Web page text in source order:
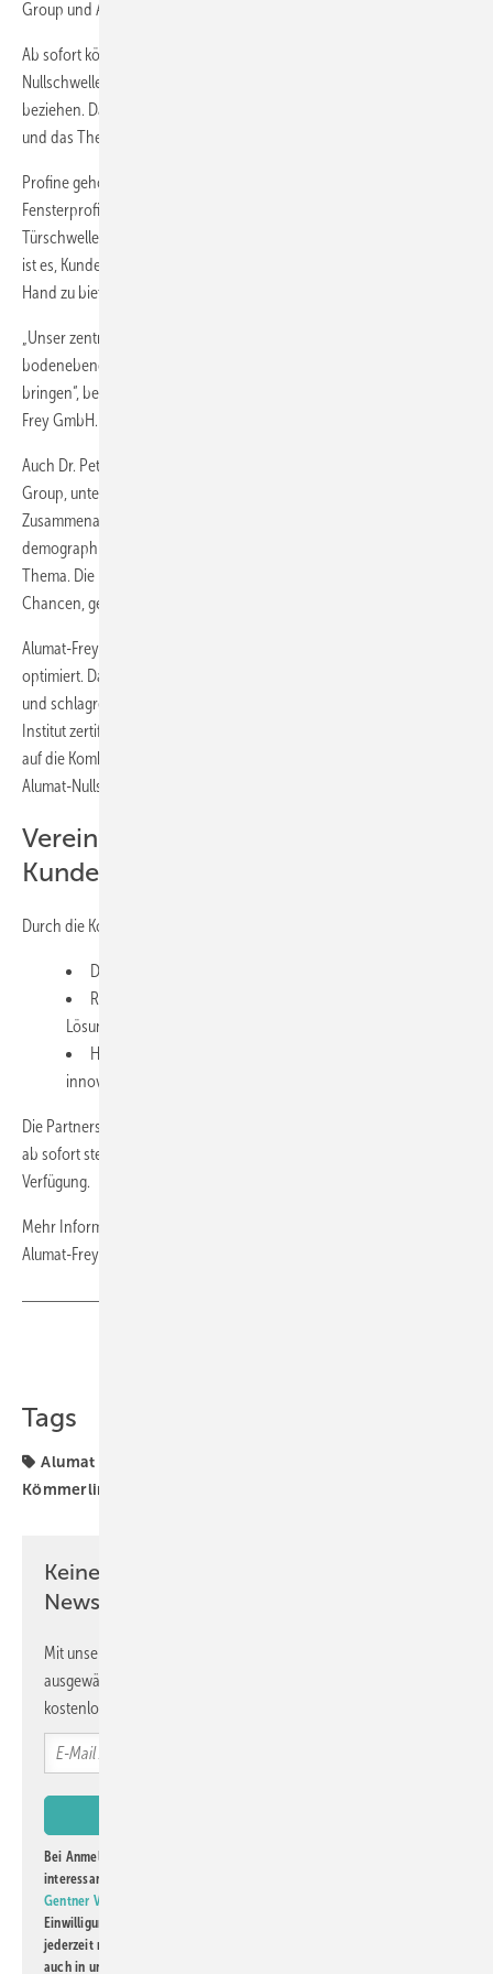
Group und Alumat-Frey GmbH an.
Ab sofort können Profine-Kunden die bewährten Magnet-
Nullschwellen von Alumat direkt über Profine konfigurieren und
beziehen. Dadurch vereinfacht sich der Bestellprozess erheblich –
und das Thema Barrierefreiheit rückt noch stärker in den Fokus.
Profine gehört zu den größeren Systemgebern für Kunststoff-
Fensterprofile, während Alumat-Frey als Spezialist für barrierefreie
Türschwellensysteme mit Magnetdichtungen gilt. Ziel der Kooperation
ist es, Kunden eine komfortable und innovative Lösung aus einer
Hand zu bieten.
„Unser zentrales Anliegen ist es, barrierefreie Zutrittslösungen und
bodenebene Schwellen für niveaugleiche Übergänge in den Markt zu
bringen“, betont Claudia Rager-Frey, Geschäftsführerin der Alumat-
Frey GmbH.
Auch Dr. Peter Mrosik, Geschäftsführender Gesellschafter der Profine
Group, unterstreicht die Bedeutung der
Zusammenarbeit: „Barrierefreiheit ist angesichts des
demographischen Wandels ein hochaktuelles und zukunftsweisendes
Thema. Die Kooperation mit Alumat-Frey eröffnet uns hervorragende
Chancen, gemeinsam innovative Lösungen zu entwickeln.“
Alumat-Frey hat seine Magnet-Nullschwellen über Jahre hinweg
optimiert. Das Ergebnis: Eine hochentwickelte Lösung, die luft-, schall-
und schlagregendicht ist – und in vielen Fällen sogar vom Passivhaus
Institut zertifiziert wurde. Zahlreiche Profine-Kunden setzen bereits
auf die Kombination aus Profine Fenster- und Türsystemen mit
Alumat-Nullschwellen.
Vereinfachte Prozesse für Profine-
Kunden formuliert
Durch die Kooperation profitieren Profine-Kunden gleich mehrfach:
Direkte Bestellung der Alumat-Produkte über Profine
Reduzierter logistischer Aufwand durch gebündelte
Lösungen
Hochwertige Systeme mit geprüfter Qualität und
innovativer Technik
Die Partnerschaft wurde am 8. Februar 2025 offiziell besiegelt – und
ab sofort stehen die neuen Konfigurationsmöglichkeiten zur
Verfügung.
Mehr Informationen zu den Produkten gibt es auf der Webseite von
Alumat-Frey:
Tags
Alumat
Kömmerling
Keine Zeit? Kein Problem mit dem GW
Newsletter!
Mit unserem Newsletter erhalten Sie regelmäßig von uns
ausgewählte Informationen und Neuigkeiten, gebündelt und
kostenlos direkt ins Postfach.
Bei Anmeldung zu diesem Newsletter bin ich damit einverstanden, über
interessante Verlags- und Online-Angebote
Gentner Verlag GmbH & Co. KG
Einwilligung kann ich jederzeit widerrufen und eine Abmeldung ist
jederzeit möglich. Informationen zum Umgang mit Daten finden Sie
auch in unserer